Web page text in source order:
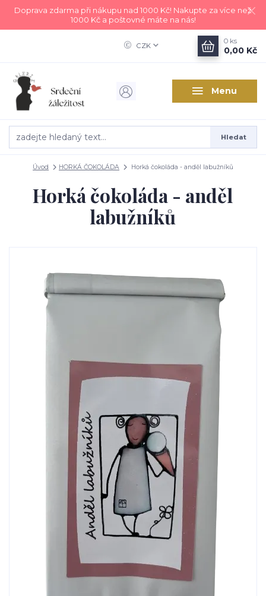
Doprava zdarma při nákupu nad 1000 Kč! Nakupte za více než
1000 Kč a poštovné máte na nás!
Menu
CZK
Hledat
0 ks
0,00 Kč
Úvod HORKÁ ČOKOLÁDA Horká čokoláda - anděl labužníků
Horká čokoláda - anděl
labužníků